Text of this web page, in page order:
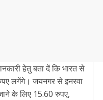
हेतु बता दें कि भारत से
लगेंगे। जयनगर से इनरवा
के लिए 15.60 रुपए,